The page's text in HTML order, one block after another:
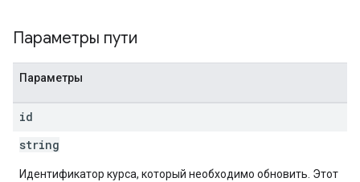
Параметры пути
Параметры
id
string
Идентификатор курса, который необходимо обновить. Этот